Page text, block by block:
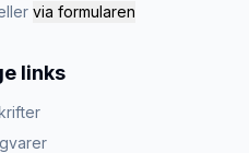
via formularen
links